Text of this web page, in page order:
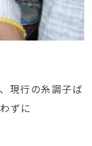
現行の糸調子ば
ずに